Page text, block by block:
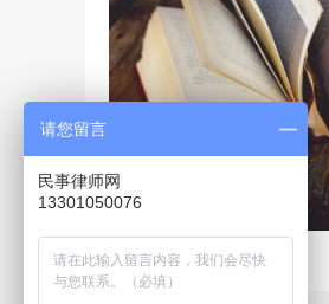
请您留言
民事律师网
13301050076